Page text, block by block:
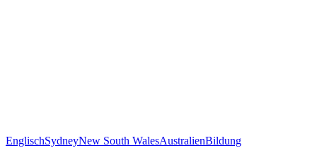
EnglischSydneyNew South WalesAustralienBildung